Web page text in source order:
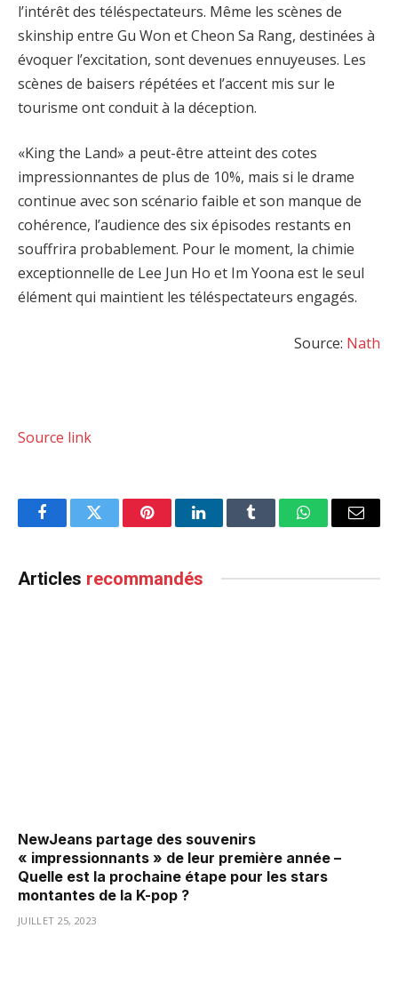
l’intérêt des téléspectateurs. Même les scènes de
skinship entre Gu Won et Cheon Sa Rang, destinées à
évoquer l’excitation, sont devenues ennuyeuses. Les
scènes de baisers répétées et l’accent mis sur le
tourisme ont conduit à la déception.
«King the Land» a peut-être atteint des cotes
impressionnantes de plus de 10%, mais si le drame
continue avec son scénario faible et son manque de
cohérence, l’audience des six épisodes restants en
souffrira probablement. Pour le moment, la chimie
exceptionnelle de Lee Jun Ho et Im Yoona est le seul
élément qui maintient les téléspectateurs engagés.
Source: Nath
Source link
FacebookTwitter PinterestLinkedInTumblr WhatsAppEmail
Articles recommandés
NewJeans partage des souvenirs
« impressionnants » de leur première année –
Quelle est la prochaine étape pour les stars
montantes de la K-pop ?
JUILLET 25, 2023